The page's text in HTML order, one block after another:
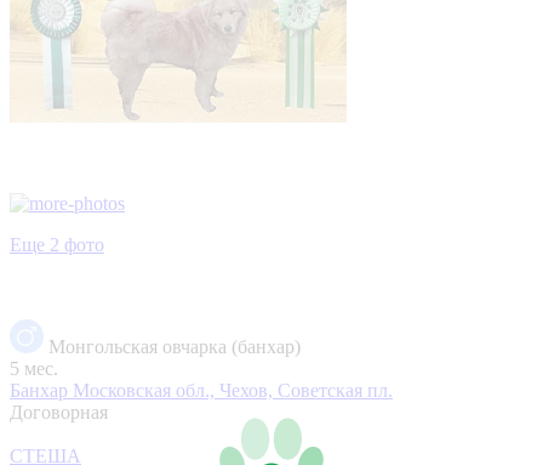
Еще 2 фото
Монгольская овчарка (банхар)
5 мес.
Банхар Московская обл., Чехов, Советская пл.
Договорная
СТЕША